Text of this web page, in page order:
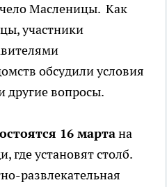
Масленицы. Как
участники
обсудили условия
другие вопросы.
16 мартана
где установят столб.
развлекательная